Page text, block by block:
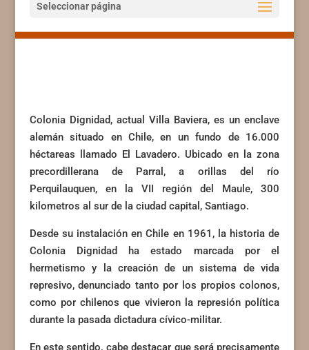
Seleccionar página
Colonia Dignidad, actual Villa Baviera, es un enclave
alemán situado en Chile, en un fundo de 16.000
héctareas llamado El Lavadero. Ubicado en la zona
precordillerana de Parral, a orillas del río
Perquilauquen, en la VII región del Maule, 300
kilometros al sur de la ciudad capital, Santiago.
Desde su instalación en Chile en 1961, la historia de
Colonia Dignidad ha estado marcada por el
hermetismo y la creación de un sistema de vida
represivo, denunciado tanto por los propios colonos,
como por chilenos que vivieron la represión política
durante la pasada dictadura cívico-militar.
En este sentido, cabe destacar que será precisamente